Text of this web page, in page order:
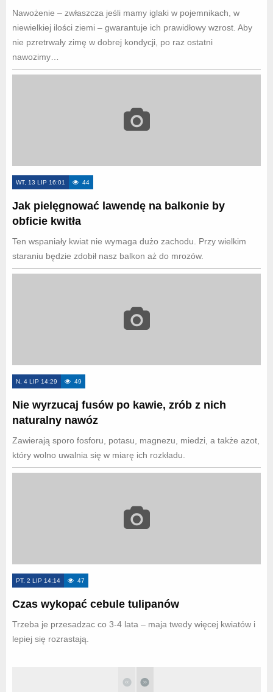
Nawożenie – zwłaszcza jeśli mamy iglaki w pojemnikach, w
niewielkiej ilości ziemi – gwarantuje ich prawidłowy wzrost. Aby
nie pzretrwały zimę w dobrej kondycji, po raz ostatni
nawozimy…
WT, 13 LIP 16:01 44
Jak pielęgnować lawendę na balkonie by
obficie kwitła
Ten wspaniały kwiat nie wymaga dużo zachodu. Przy wielkim
staraniu będzie zdobił nasz balkon aż do mrozów.
N, 4 LIP 14:29 49
Nie wyrzucaj fusów po kawie, zrób z nich
naturalny nawóz
Zawierają sporo fosforu, potasu, magnezu, miedzi, a także azot,
który wolno uwalnia się w miarę ich rozkładu.
PT, 2 LIP 14:14 47
Czas wykopać cebule tulipanów
Trzeba je przesadzac co 3-4 lata – maja twedy więcej kwiatów i
lepiej się rozrastają.